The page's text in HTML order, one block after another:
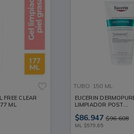
el maquillaje waterproof. Reduce
aceitosas. Vegano. Curelty Free.
FREE CLEAR
ML
TUBO 150 ML
EUCERIN
LIMPIADOR POST
$86.947 $96.608
ML $579,65